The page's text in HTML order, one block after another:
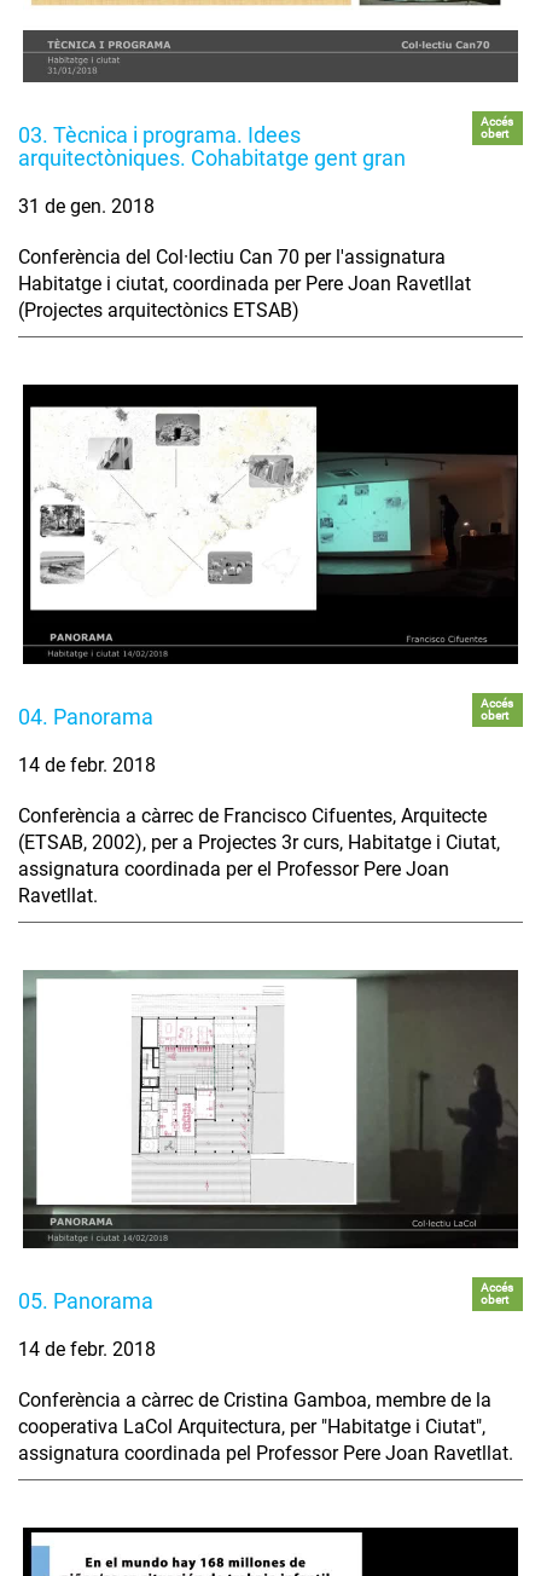
03. Tècnica i programa. Idees
arquitectòniques. Cohabitatge gent gran
Accés
obert
31 de gen. 2018
Conferència del Col·lectiu Can 70 per l'assignatura
Habitatge i ciutat, coordinada per Pere Joan Ravetllat
(Projectes arquitectònics ETSAB)
04. Panorama
Accés
obert
14 de febr. 2018
Conferència a càrrec de Francisco Cifuentes, Arquitecte
(ETSAB, 2002), per a Projectes 3r curs, Habitatge i Ciutat,
assignatura coordinada per el Professor Pere Joan
Ravetllat.
05. Panorama
Accés
obert
14 de febr. 2018
Conferència a càrrec de Cristina Gamboa, membre de la
cooperativa LaCol Arquitectura, per "Habitatge i Ciutat",
assignatura coordinada pel Professor Pere Joan Ravetllat.